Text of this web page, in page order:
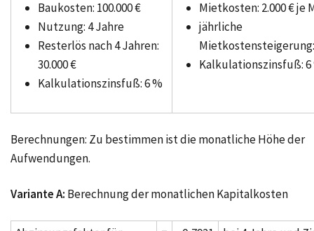
Baukosten: 100.000 €
Nutzung: 4 Jahre
Resterlös nach 4 Jahren:
30.000 €
Kalkulationszinsfuß: 6 %
Mietkosten: 2.000 € je
jährliche
Kalkulationszinsfuß: 6
Berechnungen: Zu bestimmen ist die monatliche Höhe der
Aufwendungen.
Variante A: Berechnung der monatlichen Kapitalkosten